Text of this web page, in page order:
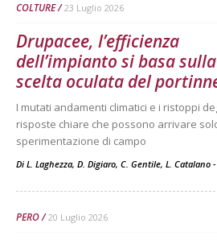
COLTURE 23 Luglio 2026
Drupacee, l’efficienza
dell’impianto si basa sulla
scelta oculata del
I mutati andamenti climatici e i ristoppi
risposte chiare che possono arrivare
sperimentazione di campo
Di L. Laghezza, D. Digiaro, C. Gentile, L. Catalano
PERO 20 Luglio 2026